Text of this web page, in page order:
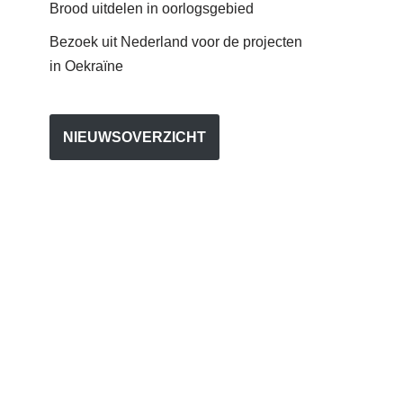
Brood uitdelen in oorlogsgebied
Bezoek uit Nederland voor de projecten
in Oekraïne
NIEUWSOVERZICHT